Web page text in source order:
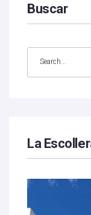
Buscar
La